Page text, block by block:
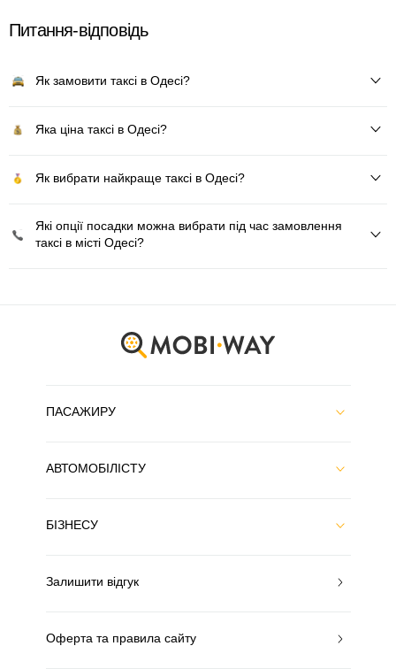
Питання-відповідь
Як замовити таксі в Одесі?
Яка ціна таксі в Одесі?
Як вибрати найкраще таксі в Одесі?
Які опції посадки можна вибрати під час замовлення
таксі в місті Одесі?
ПАСАЖИРУ
АВТОМОБІЛІСТУ
БІЗНЕСУ
Залишити відгук
Оферта та правила сайту